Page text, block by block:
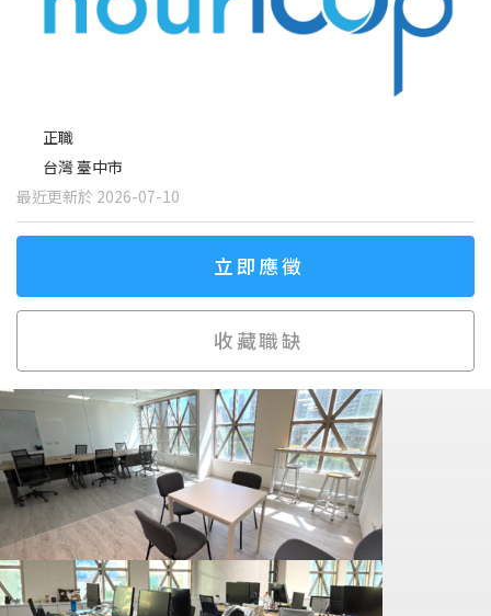
正職
台灣 臺中市
最近更新於 2026-07-10
立即應徵
收藏職缺